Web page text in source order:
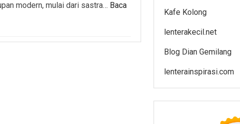
modern, mulai dari sastra… Baca
Kafe Kolong
lenterakecil.net
Blog Dian Gemilang
lenterainspirasi.com